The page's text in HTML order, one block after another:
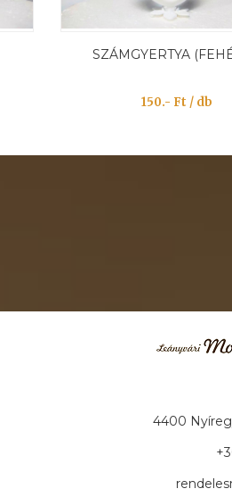
SZÁMGYERTYA
150.- Ft / db
4400